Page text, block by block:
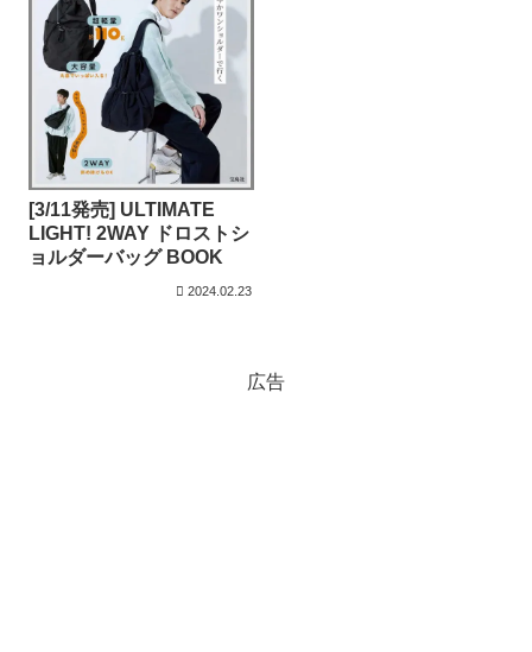
[3/11発売] ULTIMATE
LIGHT! 2WAY ドロストシ
ョルダーバッグ BOOK
2024.02.23
広告